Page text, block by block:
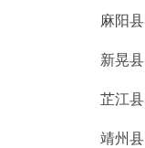
麻阳县
新晃县
芷江县
靖州县